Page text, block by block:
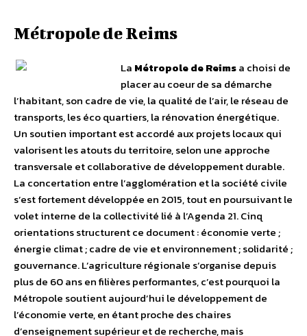
Métropole de Reims
La Métropole de Reimsa choisi de
placer au coeur de sa démarche
l’habitant, son cadre de vie, la qualité de l’air, le réseau de
transports, les éco quartiers, la rénovation énergétique.
Un soutien important est accordé aux projets locaux qui
valorisent les atouts du territoire, selon une approche
transversale et collaborative de développement durable.
La concertation entre l’agglomération et la société civile
s’est fortement développée en 2015, tout en poursuivant le
volet interne de la collectivité lié à l’Agenda 21. Cinq
orientations structurent ce document : économie verte ;
énergie climat ; cadre de vie et environnement ; solidarité ;
gouvernance. L’agriculture régionale s’organise depuis
plus de 60 ans en filières performantes, c’est pourquoi la
Métropole soutient aujourd’hui le développement de
l’économie verte, en étant proche des chaires
d’enseignement supérieur et de recherche, mais